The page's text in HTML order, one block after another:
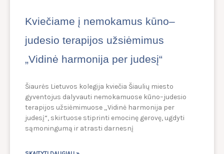
Kviečiame į nemokamus kūno–
judesio terapijos užsiėmimus
„Vidinė harmonija per judesį“
Šiaurės Lietuvos kolegija kviečia Šiaulių miesto
gyventojus dalyvauti nemokamuose kūno–judesio
terapijos užsiėmimuose „Vidinė harmonija per
judesį“, skirtuose stiprinti emocinę gerovę, ugdyti
sąmoningumą ir atrasti darnesnį